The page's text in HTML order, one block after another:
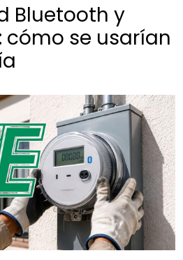
Bluetooth y
se usarían